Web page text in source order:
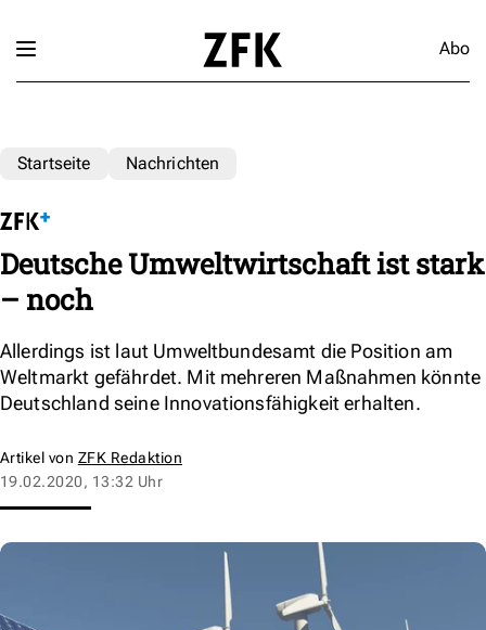
Abo
Startseite Nachrichten
Deutsche Umweltwirtschaft ist stark
– noch
Allerdings ist laut Umweltbundesamt die Position am
Weltmarkt gefährdet. Mit mehreren Maßnahmen könnte
Deutschland seine Innovationsfähigkeit erhalten.
Artikel von ZFK Redaktion
19.02.2020, 13:32 Uhr